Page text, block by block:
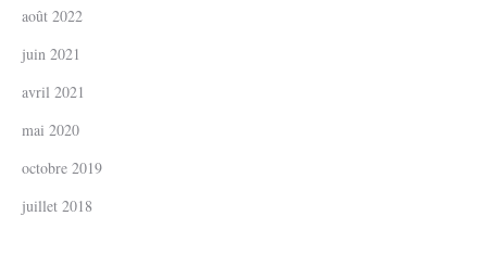
août 2022
juin 2021
avril 2021
mai 2020
octobre 2019
juillet 2018